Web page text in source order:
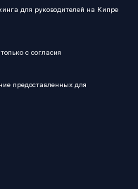
для руководителей на Кипре
с согласия
предоставленных для